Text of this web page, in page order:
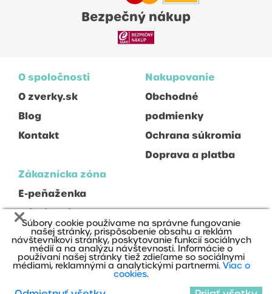
Bezpečný nákup
O spoločnosti
O zverky.sk
Blog
Kontakt
Nakupovanie
Obchodné
podmienky
Ochrana súkromia
Doprava a platba
Zákaznícka zóna
E-peňaženka
Prihlásenie
Registrácia
Súbory cookie používame na správne fungovanie
našej stránky, prispôsobenie obsahu a reklám
návštevníkovi stránky, poskytovanie funkcií sociálnych
médií a na analýzu návštevnosti. Informácie o
používaní našej stránky tiež zdieľame so sociálnymi
médiami, reklamnými a analytickými partnermi. Viac o
cookies.